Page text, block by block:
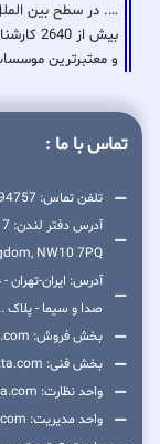
…. در سطح بین
بیش از
و معتبرترین
تماس با ما :
تلفن تماس: 02191094757 - 32 خط
NW10 7PQ
آدرس: ایران-تهران
صدا و سیما - پلاک
بخش فروش: service@sabtta.com
بخش فنی: technical@sabtta.com
واحد نظارت: complaints@sabtta.com
واحد مدیریت: manager@sabtta.com